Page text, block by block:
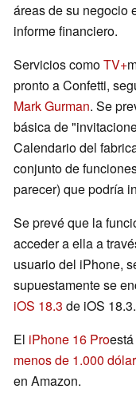
áreas de su negocio
informe financiero.
Servicios comoTV+
pronto a Confetti,
Mark Gurman. Se
básica de
Calendario del
conjunto de
parecer) que podría
Se prevé que la
acceder a ella a
usuario del iPhone,
supuestamente se
iOS 18.3 de iOS 18.3.
El iPhone 16 Pro
menos de 1.000
en Amazon.